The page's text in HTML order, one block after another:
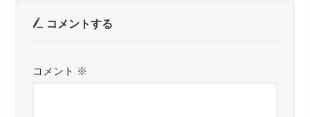
コメントする
コメント ※